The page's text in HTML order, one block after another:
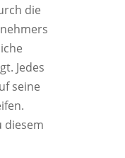
die
Jedes
seine
diesem